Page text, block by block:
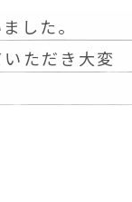
した。
ただき大変